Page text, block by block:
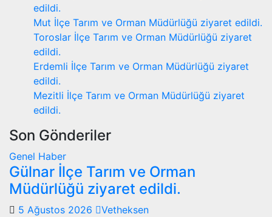
edildi.
Mut İlçe Tarım ve Orman Müdürlüğü ziyaret edildi.
Toroslar İlçe Tarım ve Orman Müdürlüğü ziyaret
edildi.
Erdemli İlçe Tarım ve Orman Müdürlüğü ziyaret
edildi.
Mezitli İlçe Tarım ve Orman Müdürlüğü ziyaret
edildi.
Son Gönderiler
Genel Haber
Gülnar İlçe Tarım ve Orman
Müdürlüğü ziyaret edildi.
5 Ağustos 2026
Vetheksen